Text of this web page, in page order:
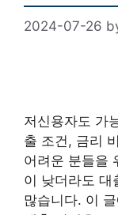
2024-07-26
저신용자도 가
출 조건, 금리
어려운 분들을
이 낮더라도 대
많습니다. 이